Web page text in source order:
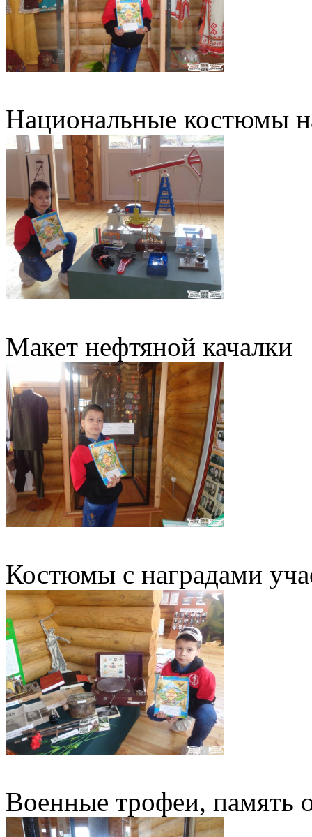
Национальные костюмы
Макет нефтяной качалки
Костюмы с наградами
Военные трофеи, память